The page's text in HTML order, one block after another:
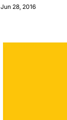
Jun 28, 2016